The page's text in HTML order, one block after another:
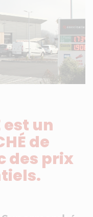
est un
de
des prix